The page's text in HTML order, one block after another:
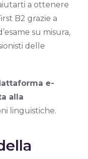
a ottenere
B2 grazie a
su misura,
delle
e-
alla
linguistiche.